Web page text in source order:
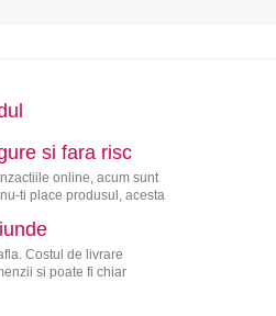
si fara risc
online, acum sunt
ti place produsul, acesta
Costul de livrare
si poate fi chiar